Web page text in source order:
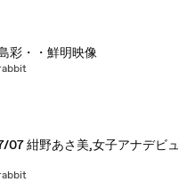
彩・・鮮明映像
07 紺野あさ美,女子アナデビュ